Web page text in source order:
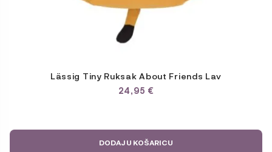
Lässig Tiny Ruksak About Friends Lav
24,95 €
DODAJ U KOŠARICU